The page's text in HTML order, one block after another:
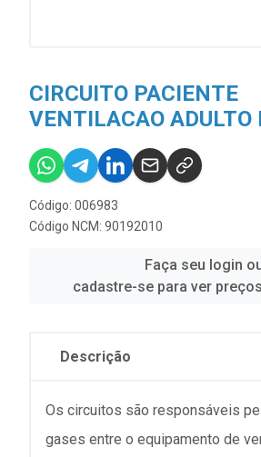
CIRCUITO PACIENTE
VENTILACAO ADULTO
Código: 006983
Código NCM: 90192010
Faça seu login
cadastre-se para ver
Descrição
Os circuitos são responsáveis
gases entre o equipamento de